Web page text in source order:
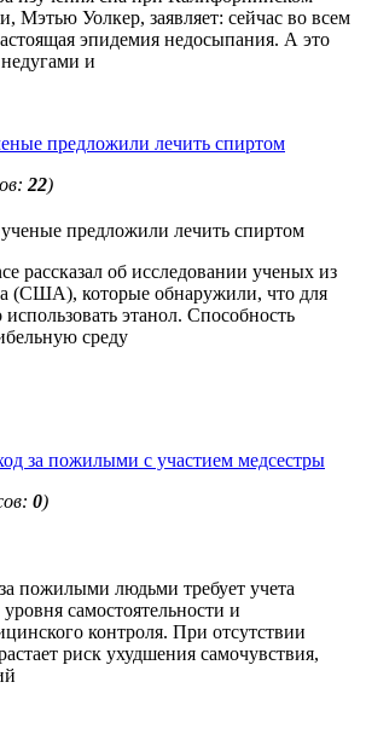
Мэтью Уолкер, заявляет: сейчас во всем
эпидемия недосыпания. А это
и
предложили лечить спиртом
22)
рассказал об исследовании ученых из
(США), которые обнаружили, что для
этанол. Способность
среду
за пожилыми с участием медсестры
0)
пожилыми людьми требует учета
самостоятельности и
контроля. При отсутствии
риск ухудшения самочувствия,